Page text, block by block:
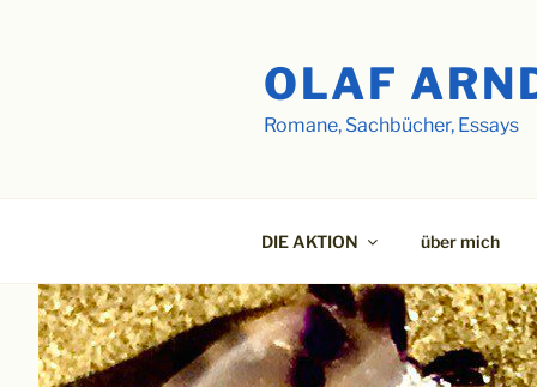
OLAF
Romane, Sachbücher, Essays
DIE AKTION über mich